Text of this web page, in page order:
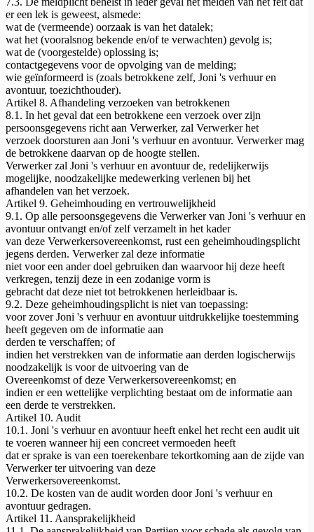
er een lek is geweest, alsmede:
wat de (vermeende) oorzaak is van het datalek;
wat het (vooralsnog bekende en/of te verwachten) gevolg is;
wat de (voorgestelde) oplossing is;
contactgegevens voor de opvolging van de melding;
wie geïnformeerd is (zoals betrokkene zelf, Joni 's verhuur en
avontuur, toezichthouder).
Artikel 8. Afhandeling verzoeken van betrokkenen
8.1. In het geval dat een betrokkene een verzoek over zijn
persoonsgegevens richt aan Verwerker, zal Verwerker het
verzoek doorsturen aan Joni 's verhuur en avontuur. Verwerker mag
de betrokkene daarvan op de hoogte stellen.
Verwerker zal Joni 's verhuur en avontuur de, redelijkerwijs
mogelijke, noodzakelijke medewerking verlenen bij het
afhandelen van het verzoek.
Artikel 9. Geheimhouding en vertrouwelijkheid
9.1. Op alle persoonsgegevens die Verwerker van Joni 's verhuur en
avontuur ontvangt en/of zelf verzamelt in het kader
van deze Verwerkersovereenkomst, rust een geheimhoudingsplicht
jegens derden. Verwerker zal deze informatie
niet voor een ander doel gebruiken dan waarvoor hij deze heeft
verkregen, tenzij deze in een zodanige vorm is
gebracht dat deze niet tot betrokkenen herleidbaar is.
9.2. Deze geheimhoudingsplicht is niet van toepassing:
voor zover Joni 's verhuur en avontuur uitdrukkelijke toestemming
heeft gegeven om de informatie aan
derden te verschaffen; of
indien het verstrekken van de informatie aan derden logischerwijs
noodzakelijk is voor de uitvoering van de
Overeenkomst of deze Verwerkersovereenkomst; en
indien er een wettelijke verplichting bestaat om de informatie aan
een derde te verstrekken.
Artikel 10. Audit
10.1. Joni 's verhuur en avontuur heeft enkel het recht een audit uit
te voeren wanneer hij een concreet vermoeden heeft
dat er sprake is van een toerekenbare tekortkoming aan de zijde van
Verwerker ter uitvoering van deze
Verwerkersovereenkomst.
10.2. De kosten van de audit worden door Joni 's verhuur en
avontuur gedragen.
Artikel 11. Aansprakelijkheid